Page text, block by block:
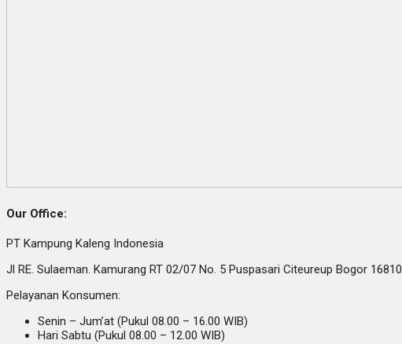
Our Office:
PT Kampung Kaleng Indonesia
Jl RE. Sulaeman. Kamurang RT 02/07 No. 5 Puspasari Citeureup Bogor 16810
Pelayanan Konsumen:
Senin – Jum’at (Pukul 08.00 – 16.00 WIB)
Hari Sabtu (Pukul 08.00 – 12.00 WIB)